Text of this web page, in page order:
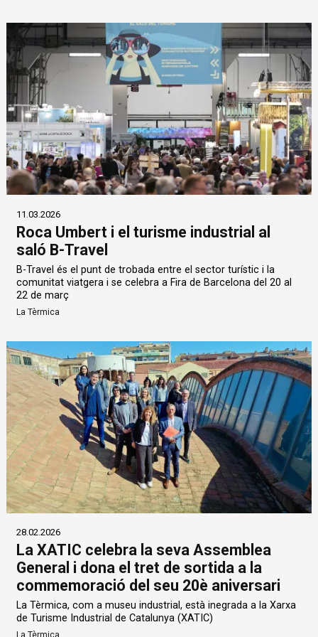
11.03.2026
Roca Umbert i el turisme industrial al
saló B-Travel
B-Travel és el punt de trobada entre el sector turístic i la
comunitat viatgera i se celebra a Fira de Barcelona del 20 al
22 de març
La Tèrmica
28.02.2026
La XATIC celebra la seva Assemblea
General i dona el tret de sortida a la
commemoració del seu 20è aniversari
La Tèrmica, com a museu industrial, està inegrada a la Xarxa
de Turisme Industrial de Catalunya (XATIC)